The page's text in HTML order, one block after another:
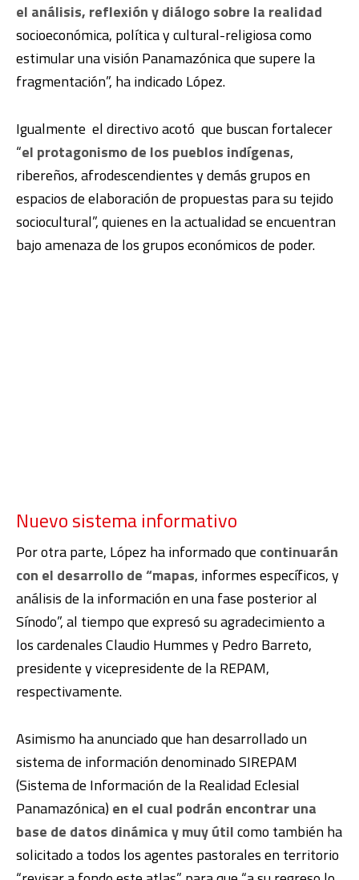
el análisis, reflexión y diálogo sobre la realidad
socioeconómica, política y cultural-religiosa como
estimular una visión Panamazónica que supere la
fragmentación”, ha indicado López.
Igualmente el directivo acotó que buscan fortalecer
“el protagonismo de los pueblos indígenas,
ribereños, afrodescendientes y demás grupos en
espacios de elaboración de propuestas para su tejido
sociocultural”, quienes en la actualidad se encuentran
bajo amenaza de los grupos económicos de poder.
Nuevo sistema informativo
Por otra parte, López ha informado que continuarán
con el desarrollo de “mapas, informes específicos, y
análisis de la información en una fase posterior al
Sínodo”, al tiempo que expresó su agradecimiento a
los cardenales Claudio Hummes y Pedro Barreto,
presidente y vicepresidente de la REPAM,
respectivamente.
Asimismo ha anunciado que han desarrollado un
sistema de información denominado SIREPAM
(Sistema de Información de la Realidad Eclesial
Panamazónica) en el cual podrán encontrar una
base de datos dinámica y muy útilcomo también ha
solicitado a todos los agentes pastorales en territorio